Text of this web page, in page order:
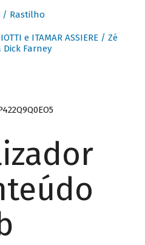
/ Rastilho
e ITAMAR ASSIERE / Zé
Farney